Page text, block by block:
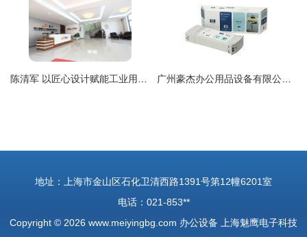
地址：上海市金山区石化卫清西路1391号第12幢6201室
电话：021-853**
Copyright © 2026 www.meiyingbg.com 办公设备 上海魅鹰电子科技